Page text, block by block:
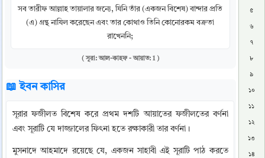
সব তারীফ আল্লাহ তায়ালার জন্যে, যিনি তাঁর (একজন বিশেষ) বান্দার প্রতি
(এ) গ্রন্থ নাযিল করেছেন এবং তার কোথাও তিনি কোনোরকম বক্রতা
রাখেননি;
( সূরা: আল-কাহফ - আয়াত: 1 )
📖 ইবন কাসির
সূরার ফজীলত বিশেষ করে প্রথম দশটি আয়াতের ফজীলতের বর্ণনা
এবং সূরাটি যে দাজ্জালের ফিৎনা হতে রক্ষাকারী তার বর্ণনা।
মুসনাদে আহমাদে রয়েছে যে, একজন সাহাবী এই সূরাটি পাঠ করতে
৫
৬
৭
৮
৯
১০
১১
১২
১৩
১৪